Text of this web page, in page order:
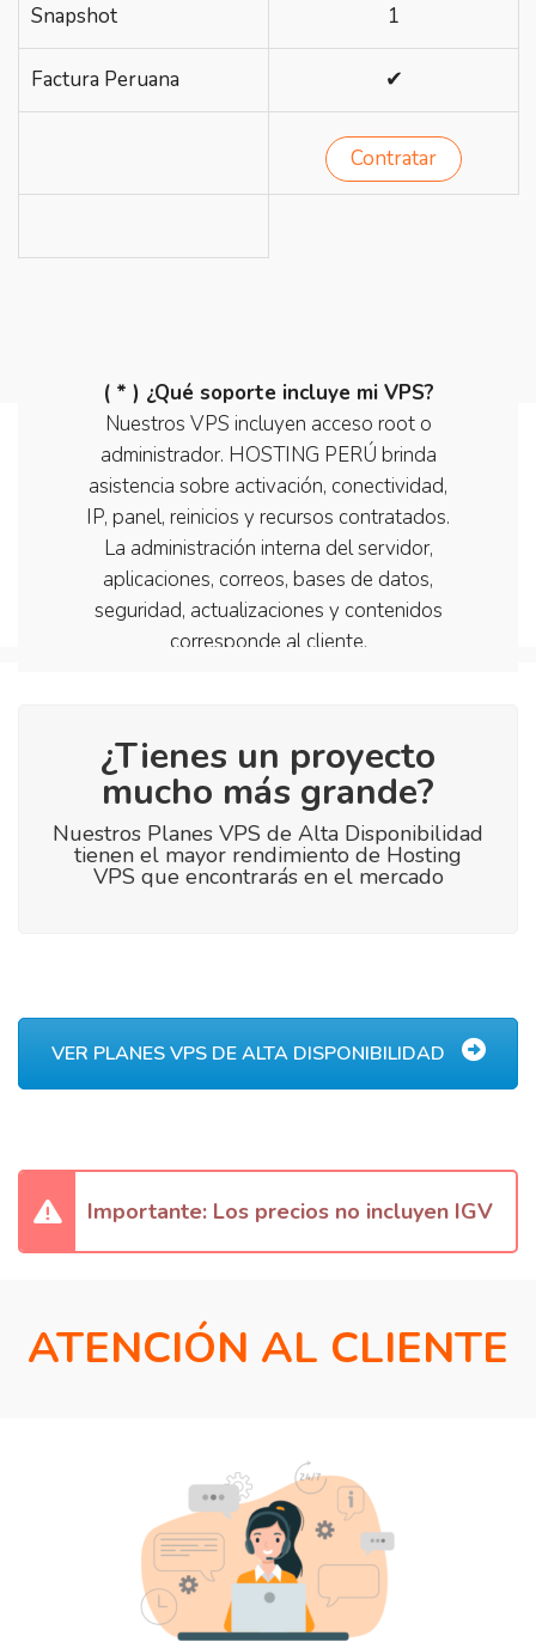
Snapshot 1
Factura Peruana ✔
Contratar
( * ) ¿Qué soporte incluye mi VPS?
Nuestros VPS incluyen acceso root o
administrador. HOSTING PERÚ brinda
asistencia sobre activación, conectividad,
IP, panel, reinicios y recursos contratados.
La administración interna del servidor,
aplicaciones, correos, bases de datos,
seguridad, actualizaciones y contenidos
corresponde al cliente.
¿Tienes un proyecto
mucho más grande?
Nuestros Planes VPS de Alta Disponibilidad
tienen el mayor rendimiento de Hosting
VPS que encontrarás en el mercado
VER PLANES VPS DE ALTA DISPONIBILIDAD
Importante: Los precios no incluyen IGV
ATENCIÓN AL CLIENTE